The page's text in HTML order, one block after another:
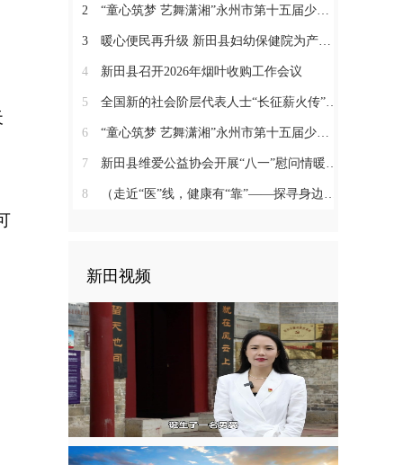
2 “童心筑梦 艺舞潇湘”永州市第十五届少儿音乐舞蹈大赛决赛在新田圆满落幕
3 暖心便民再升级 新田县妇幼保健院为产检孕妇提供免费早餐
4 新田县召开2026年烟叶收购工作会议
5 全国新的社会阶层代表人士“长征薪火传”来新宣介
6 “童心筑梦 艺舞潇湘”永州市第十五届少儿音乐舞蹈大赛新田县选拔赛正式开赛
7 新田县维爱公益协会开展“八一”慰问情暖“火焰蓝”
8 （走近“医”线，健康有“靠”——探寻身边的名医名科）徐恒：扎根基层二十余年 做百姓身边微创名医
新田视频